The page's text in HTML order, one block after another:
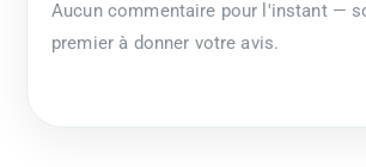
Aucun commentaire pour l'instant —
premier à donner votre avis.